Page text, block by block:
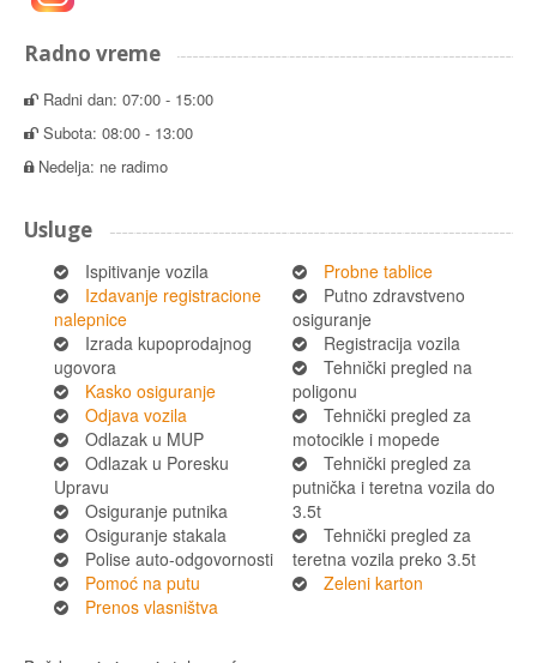
Radno vreme
Radni dan: 07:00 - 15:00
Subota: 08:00 - 13:00
Nedelja: ne radimo
Usluge
Ispitivanje vozila
Izdavanje registracione
nalepnice
Izrada kupoprodajnog
ugovora
Kasko osiguranje
Odjava vozila
Odlazak u MUP
Odlazak u Poresku
Upravu
Osiguranje putnika
Osiguranje stakala
Polise auto-odgovornosti
Pomoć na putu
Prenos vlasništva
Probne tablice
Putno zdravstveno
osiguranje
Registracija vozila
Tehnički pregled na
poligonu
Tehnički pregled za
motocikle i mopede
Tehnički pregled za
putnička i teretna vozila do
3.5t
Tehnički pregled za
teretna vozila preko 3.5t
Zeleni karton